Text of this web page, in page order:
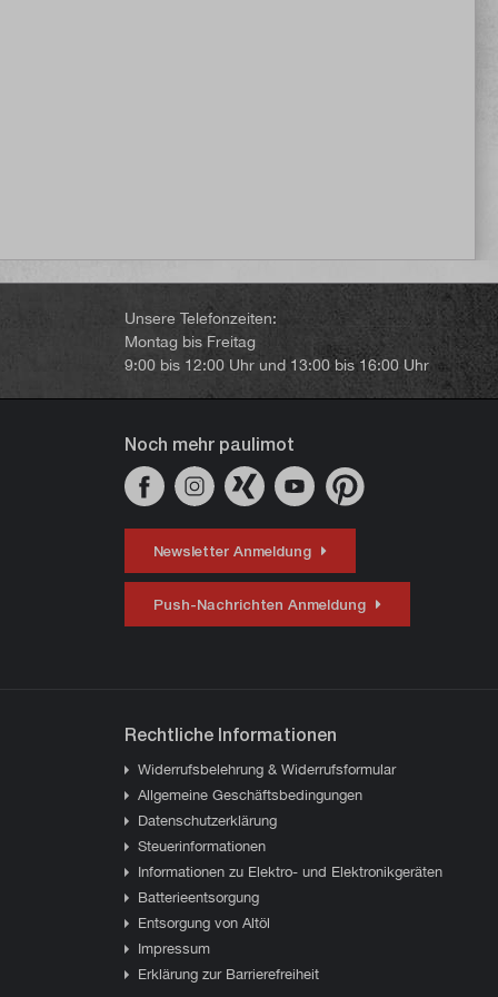
Unsere Telefonzeiten:
Montag bis Freitag
9:00 bis 12:00 Uhr und 13:00 bis 16:00 Uhr
Noch mehr paulimot
Newsletter Anmeldung
Push-Nachrichten Anmeldung
Rechtliche Informationen
Widerrufsbelehrung & Widerrufsformular
Allgemeine Geschäftsbedingungen
Datenschutzerklärung
Steuerinformationen
Informationen zu Elektro- und Elektronikgeräten
Batterieentsorgung
Entsorgung von Altöl
Impressum
Erklärung zur Barrierefreiheit